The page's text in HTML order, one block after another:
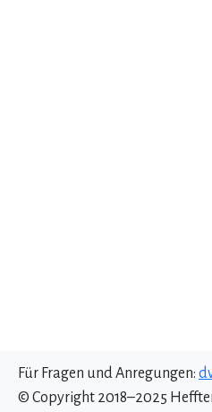
Für Fragen und Anregungen:
© Copyright 2018–2025